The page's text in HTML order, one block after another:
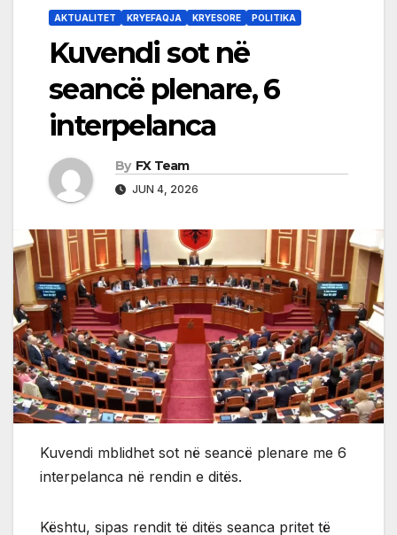
AKTUALITET KRYEFAQJA KRYESORE POLITIKA
Kuvendi sot në
seancë plenare, 6
interpelanca
By FX Team
JUN 4, 2026
Kuvendi mblidhet sot në seancë plenare me 6
interpelanca në rendin e ditës.
Kështu, sipas rendit të ditës seanca pritet të